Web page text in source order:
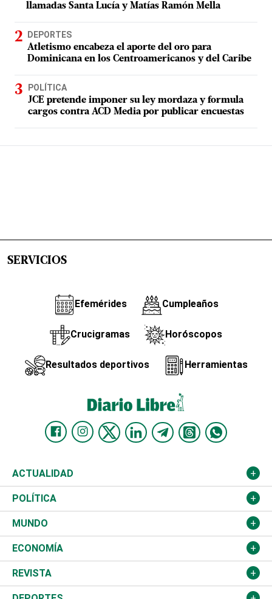
llamadas Santa Lucía y Matías Ramón Mella
DEPORTES
Atletismo encabeza el aporte del oro para
Dominicana en los Centroamericanos y del Caribe
POLÍTICA
JCE pretende imponer su ley mordaza y formula
cargos contra ACD Media por publicar encuestas
SERVICIOS
Efemérides Cumpleaños
Crucigramas Horóscopos
Resultados deportivos Herramientas
ACTUALIDAD
Nacional
Ciudad
Educación
Salud
Justicia
POLÍTICA
Partidos
JCE
TSE
Congreso Nacional
MUNDO
Estados Unidos
América Latina
ECONOMÍA
Finanzas
REVISTA